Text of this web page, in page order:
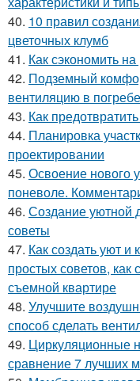
40. 10 правил
цветочных клумб
41. Как сэкономить
42. Подземный
вентиляцию в
43. Как
44. Планировка
проектировании
45. Освоение нового
поневоле.
46. Создание уютной
советы
47. Как создать уют
простых советов,
съемной квартире
48. Улучшите
способ сделать
49. Циркуляционные
сравнение 7 лучших